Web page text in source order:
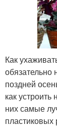
Как
обязательно
поздней
как
них самые